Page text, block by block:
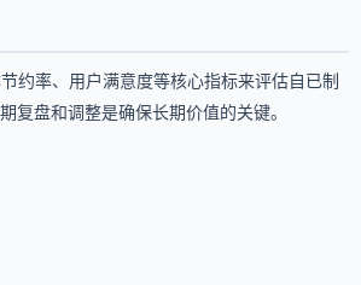
约率、用户满意度等核心指标来评估自已制
复盘和调整是确保长期价值的关键。